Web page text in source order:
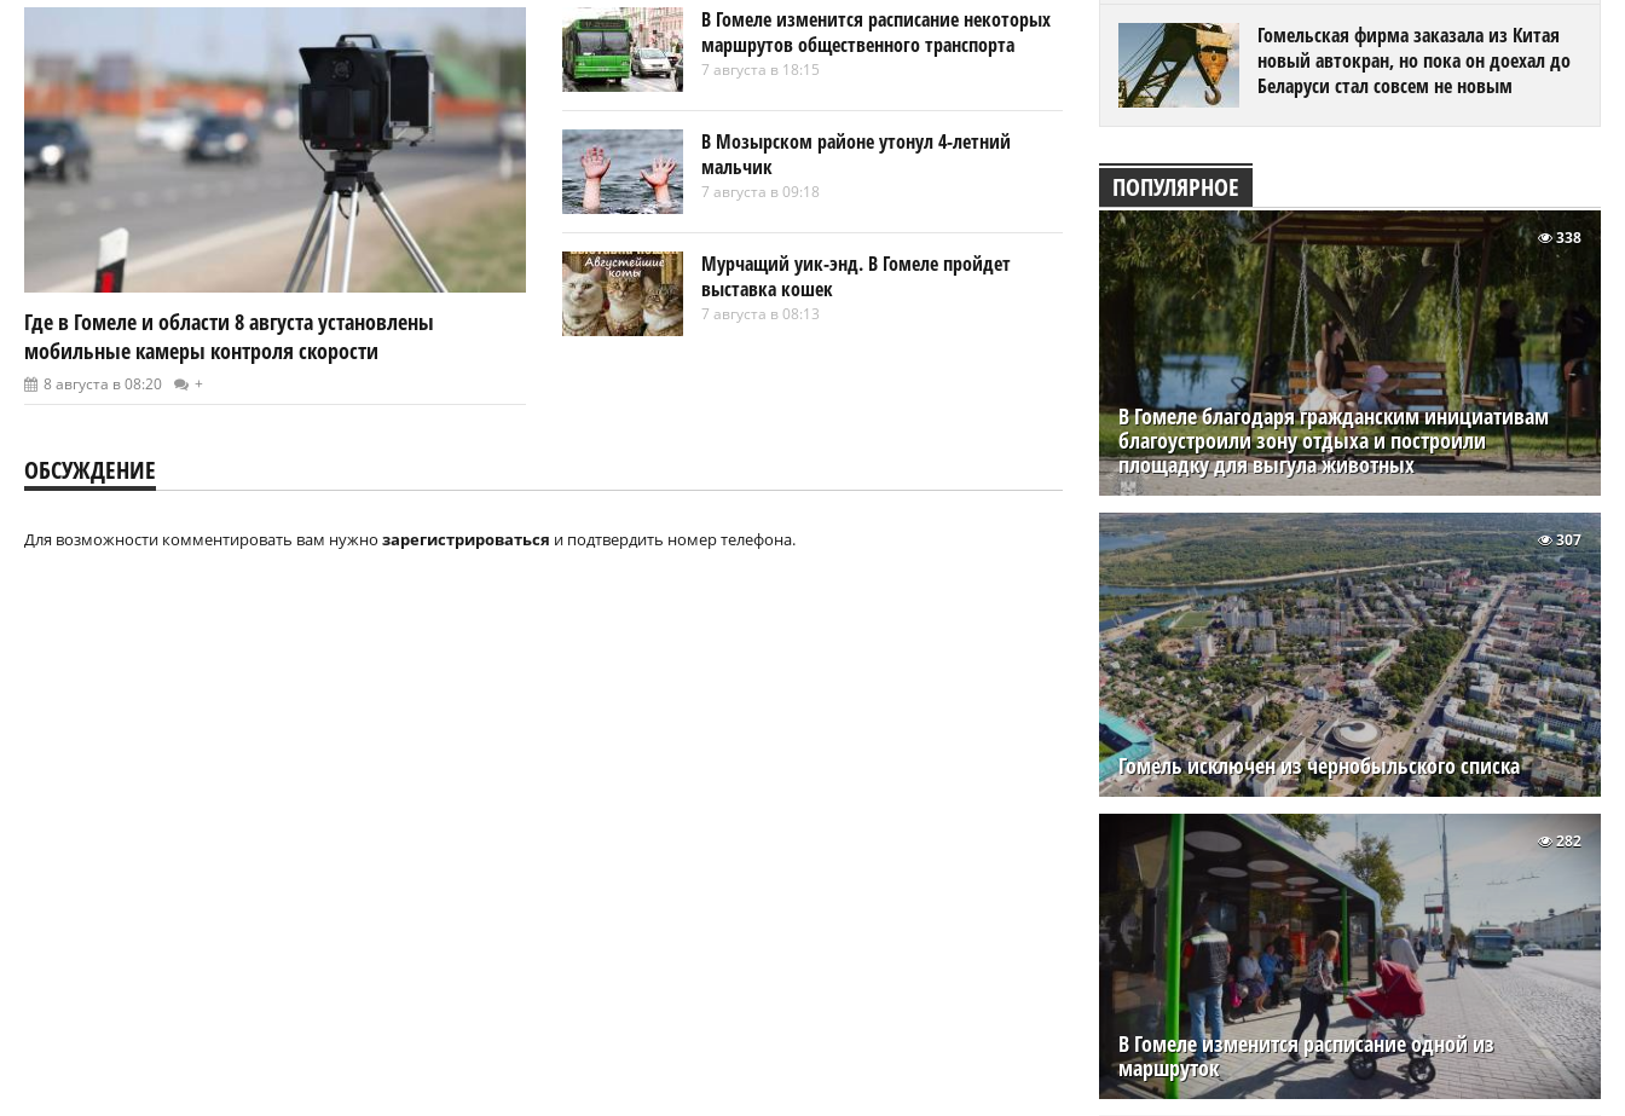
Где в Гомеле и области 8 августа установлены
мобильные камеры контроля скорости
8 августа в 08:20 +
В Гомеле изменится расписание некоторых
маршрутов общественного транспорта
7 августа в 18:15
В Мозырском районе утонул 4-летний
мальчик
7 августа в 09:18
Мурчащий уик-энд. В Гомеле пройдет
выставка кошек
7 августа в 08:13
ОБСУЖДЕНИЕ
Для возможности комментировать вам нужно зарегистрироваться и подтвердить номер телефона.
Гомельская фирма заказала из Китая
новый автокран, но пока он доехал до
Беларуси стал совсем не новым
ПОПУЛЯРНОЕ
В Гомеле благодаря гражданским инициативам
благоустроили зону отдыха и построили
площадку для выгула животных
338
Гомель исключен из чернобыльского списка
307
В Гомеле изменится расписание одной из
маршруток
282